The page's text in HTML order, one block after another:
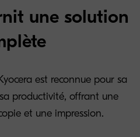
une solution
est reconnue pour sa
productivité, offrant une
et une impression.